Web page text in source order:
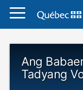
Ang
Tadyang